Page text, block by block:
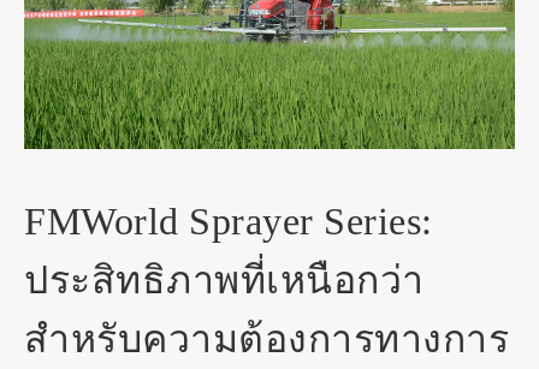
FMWorld Sprayer Series:
ประสิทธิภาพที่เหนือกว่า
สำหรับความต้องการทางการ